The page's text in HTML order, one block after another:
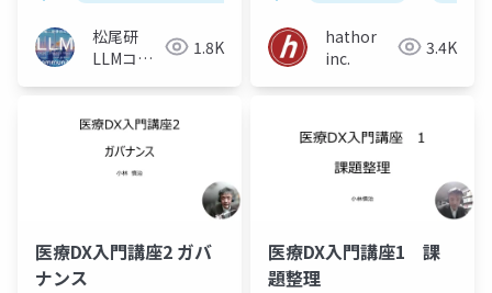
松尾研
LLMコミ
1.8K
hathor
inc.
3.4K
医療DX入門講座2 ガバ
ナンス
医療DX入門講座1 課
題整理